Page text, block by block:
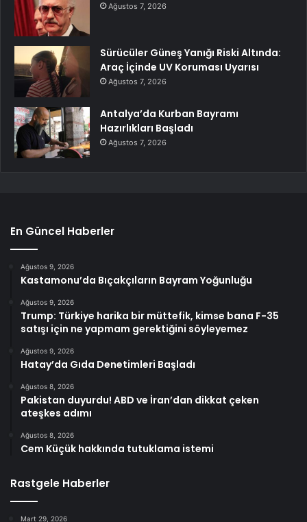
Ağustos 7, 2026
Sürücüler Güneş Yanığı Riski Altında:
Araç İçinde UV Koruması Uyarısı
Ağustos 7, 2026
Antalya’da Kurban Bayramı
Hazırlıkları Başladı
Ağustos 7, 2026
En Güncel Haberler
Ağustos 9, 2026
Kastamonu’da Bıçakçıların Bayram Yoğunluğu
Ağustos 9, 2026
Trump: Türkiye harika bir müttefik, kimse bana F-35
satışı için ne yapmam gerektiğini söyleyemez
Ağustos 9, 2026
Hatay’da Gıda Denetimleri Başladı
Ağustos 8, 2026
Pakistan duyurdu! ABD ve İran’dan dikkat çeken
ateşkes adımı
Ağustos 8, 2026
Cem Küçük hakkında tutuklama istemi
Rastgele Haberler
Mart 29, 2026